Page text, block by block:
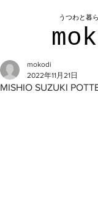
うつわと暮
MISHIO SUZUKI
mokodi
2022年11月21日